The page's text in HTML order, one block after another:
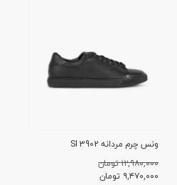
ونس چرم مردانه SI 3902
۱۲,۹۸۰,۰۰۰ تومان
۹,۴۷۰,۰۰۰ تومان